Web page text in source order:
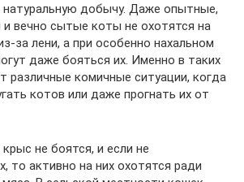
добычу. Даже опытные,
и вечно сытые коты не охотятся на
за лени, а при особенно нахальном
даже бояться их. Именно в таких
различные комичные ситуации, когда
котов или даже прогнать их от
не боятся, и если не
то активно на них охотятся ради